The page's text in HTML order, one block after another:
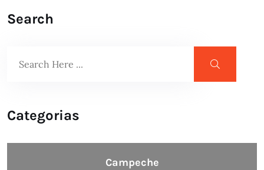
Search
Categorias
Campeche